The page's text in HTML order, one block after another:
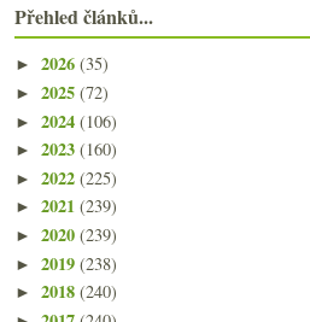
Přehled článků...
► 2026 (35)
► 2025 (72)
► 2024 (106)
► 2023 (160)
► 2022 (225)
► 2021 (239)
► 2020 (239)
► 2019 (238)
► 2018 (240)